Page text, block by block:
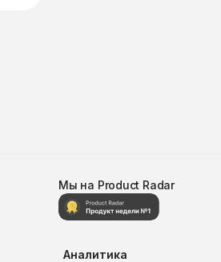
Мы на Product Radar
Аналитика